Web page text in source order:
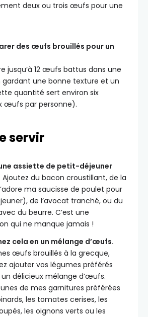
deux ou trois œufs pour une
des œufs brouillés pour un
jusqu’à 12 œufs battus dans une
gardant une bonne texture et un
quantité sert environ six
œufs par personne).
servir
assiette de petit-déjeuner
Ajoutez du bacon croustillant, de la
ma saucisse de poulet pour
de l’avocat tranché, ou du
du beurre. C’est une
qui ne manque jamais !
cela en un mélange d’œufs.
œufs brouillés à la grecque,
ajouter vos légumes préférés
délicieux mélange d’œufs.
de mes garnitures préférées
les tomates cerises, les
les oignons verts ou les